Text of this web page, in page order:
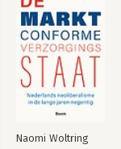
Bekijk alle boeken
Bronnen
Naomi Woltring